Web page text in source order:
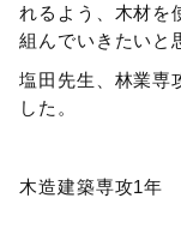
れるよう、木材を
組んでいきたいと
塩田先生、林業専
した。
木造建築専攻1年